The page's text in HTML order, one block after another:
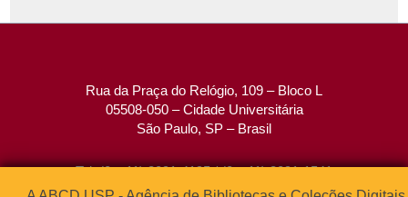
Rua da Praça do Relógio, 109 – Bloco L
05508-050 – Cidade Universitária
São Paulo, SP – Brasil
Tel: (0xx11) 3091-4195 / (0xx11) 3091-1541
Fax: (0xx11) 3091-1567